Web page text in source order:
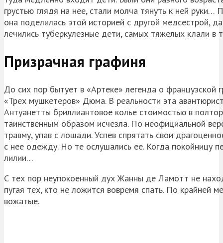
грустью глядя на нее, стали молча тянуть к ней
она поделилась этой историей с другой медсестрой,
лечились туберкулезные дети, самых тяжелых клали
Призрачная графиня
До сих пор бытует в «Артеке» легенда о
«Трех мушкетеров» Дюма. В реальности эта
Антуанетты бриллиантовое колье стоимостью в
таинственным образом исчезла. По неофициальной
травму, упав с лошади. Успев спрятать свои
с нее одежду. Но те ослушались ее. Когда покойницу
лилии…
С тех пор неупокоенный дух Жанны де Ламотт не
пугая тех, кто не ложится вовремя спать. По крайней
вожатые.